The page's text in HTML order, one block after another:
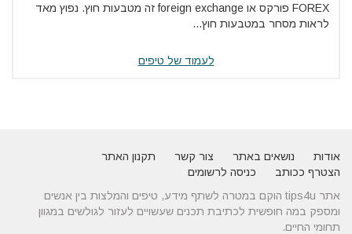
FOREX פורקס או foreign exchange זה מטבעות חוץ. נפוץ מאד
לראות מסחר במטבעות חוץ...
לעמוד של טיפים
אודות נושאים באתר צור קשר
תקנון האתר
הצטרף ככותב
כניסה לרשומים
אתר tips4u הוקם במטרה לשתף מידע, טיפים והמלצות בין אנשים
ומספק במה חופשית לכתיבת תכנים שעשויים לעזור לגולשים במגוון
תחומי החיים.